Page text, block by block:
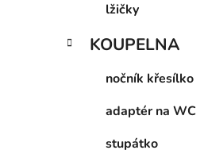
lžičky
KOUPELNA
nočník křesílko
adaptér na WC
stupátko